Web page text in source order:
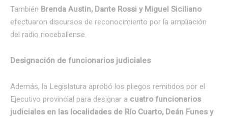
También Brenda Austin, Dante Rossi y Miguel Siciliano
efectuaron discursos de reconocimiento por la ampliación
del radio rioceballense.
Designación de funcionarios judiciales
Además, la Legislatura aprobó los pliegos remitidos por el
Ejecutivo provincial para designar a cuatro funcionarios
judiciales en las localidades de Río Cuarto, Deán Funes y